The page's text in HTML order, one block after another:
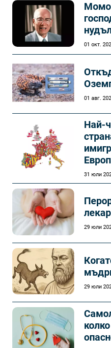
01 окт.
01 авг.
Най-
31 юли
29 юли
29 юли